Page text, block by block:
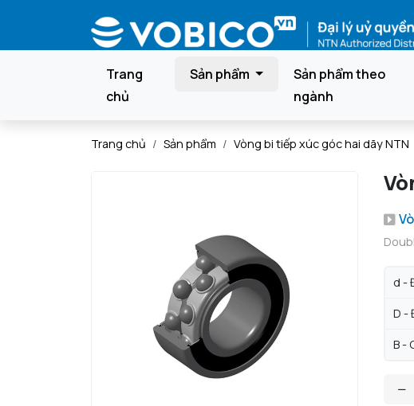
Trang
chủ
Sản phẩm
Sản phẩm theo
ngành
Trang chủ Sản phẩm Vòng bi tiếp xúc góc hai dãy NTN
d -
D -
B -